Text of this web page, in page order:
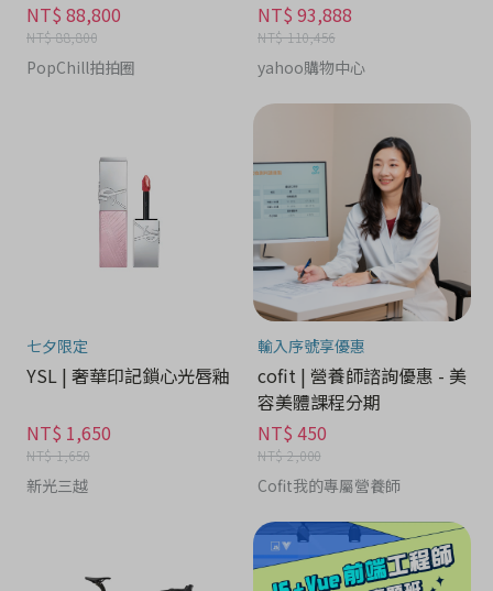
NT$ 88,800
NT$ 88,800
PopChill拍拍圈
NT$ 93,888
NT$ 110,456
yahoo購物中心
七夕限定
YSL | 奢華印記鎖心光唇釉
NT$ 1,650
NT$ 1,650
新光三越
輸入序號享優惠
cofit | 營養師諮詢優惠 - 美
容美體課程分期
NT$ 450
NT$ 2,000
Cofit我的專屬營養師